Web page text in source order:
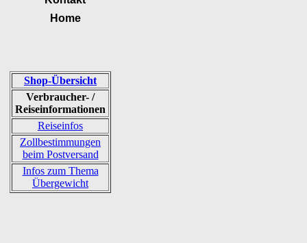
Home
Shop-Übersicht
Verbraucher- /
Reiseinformationen
Reiseinfos
Zollbestimmungen
beim Postversand
Infos zum Thema
Übergewicht